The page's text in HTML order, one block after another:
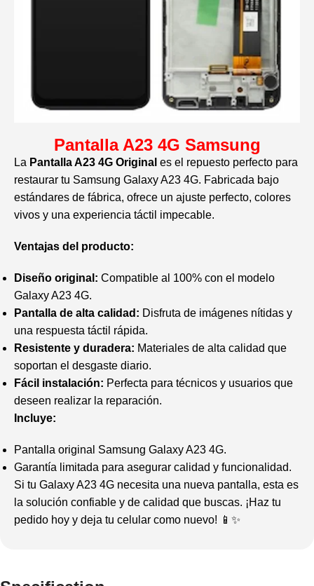
Pantalla A23 4G Samsung
La Pantalla A23 4G Original es el repuesto perfecto para
restaurar tu Samsung Galaxy A23 4G. Fabricada bajo
estándares de fábrica, ofrece un ajuste perfecto, colores
vivos y una experiencia táctil impecable.
Ventajas del producto:
Diseño original: Compatible al 100% con el modelo
Galaxy A23 4G.
Pantalla de alta calidad: Disfruta de imágenes nítidas y
una respuesta táctil rápida.
Resistente y duradera: Materiales de alta calidad que
soportan el desgaste diario.
Fácil instalación: Perfecta para técnicos y usuarios que
deseen realizar la reparación.
Incluye:
Pantalla original Samsung Galaxy A23 4G.
Garantía limitada para asegurar calidad y funcionalidad.
Si tu Galaxy A23 4G necesita una nueva pantalla, esta es
la solución confiable y de calidad que buscas. ¡Haz tu
pedido hoy y deja tu celular como nuevo! 📱✨